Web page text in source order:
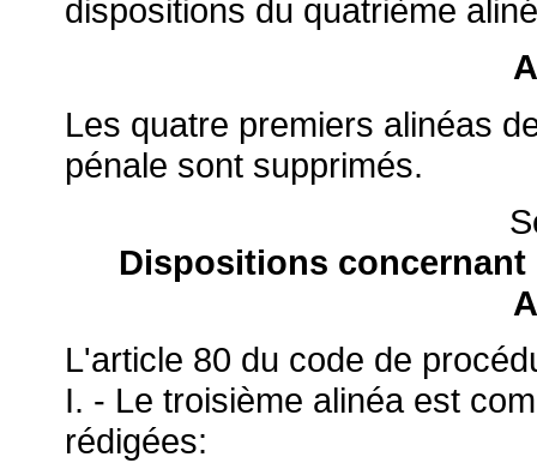
dispositions du quatrième
Les quatre premiers alinéas
pénale sont supprimés.
Dispositions
L'article 80 du code de
I. - Le troisième alinéa est
rédigées: